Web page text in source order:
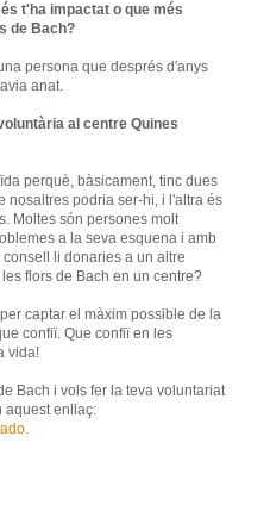
t'ha impactat o que més
de Bach?
persona que després d'anys
anat
al centre Quines
perquè, bàsicament tinc dues
nosaltres podria ser-hi i l'altra és
Moltes són persones molt
a la seva esquena i amb
consell li donaries a un altre
les flors de Bach en un centre?
per captar el màxim possible de la
confiï. Que confiï en les
vida!
Bach i vols fer la teva voluntariat
aquest enllaç: